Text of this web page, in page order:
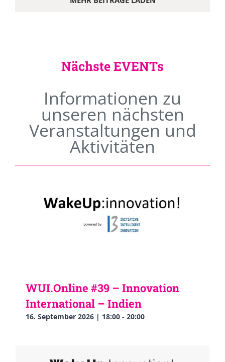
Nächste EVENTs
Informationen zu
unseren nächsten
Veranstaltungen und
Aktivitäten
WUI.Online #39 – Innovation
International – Indien
16. September 2026 | 18:00 - 20:00